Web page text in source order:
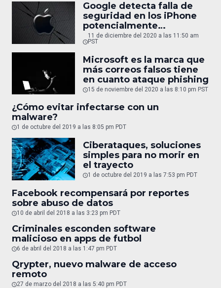
Google detecta falla de
seguridad en los iPhone
potencialmente
catastrófica
11 de diciembre del 2020 a las 11:50 am
PST
Microsoft es la marca que
más correos falsos tiene
en cuanto ataque phishing
15 de noviembre del 2020 a las 8:10 pm PST
¿Cómo evitar infectarse con un
malware?
1 de octubre del 2019 a las 8:05 pm PDT
Ciberataques, soluciones
simples para no morir en
el trayecto
1 de octubre del 2019 a las 7:53 pm PDT
Facebook recompensará por reportes
sobre abuso de datos
10 de abril del 2018 a las 3:23 pm PDT
Criminales esconden software
malicioso en apps de futbol
6 de abril del 2018 a las 1:47 pm PDT
Qrypter, nuevo malware de acceso
remoto
27 de marzo del 2018 a las 5:40 pm PDT